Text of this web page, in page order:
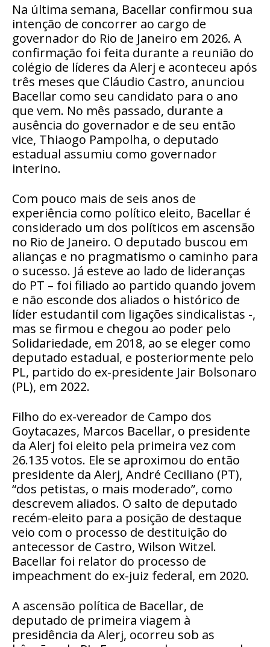
Na última semana, Bacellar confirmou sua
intenção de concorrer ao cargo de
governador do Rio de Janeiro em 2026. A
confirmação foi feita durante a reunião do
colégio de líderes da Alerj e aconteceu após
três meses que Cláudio Castro, anunciou
Bacellar como seu candidato para o ano
que vem. No mês passado, durante a
ausência do governador e de seu então
vice, Thiaogo Pampolha, o deputado
estadual assumiu como governador
interino.
Com pouco mais de seis anos de
experiência como político eleito, Bacellar é
considerado um dos políticos em ascensão
no Rio de Janeiro. O deputado buscou em
alianças e no pragmatismo o caminho para
o sucesso. Já esteve ao lado de lideranças
do PT – foi filiado ao partido quando jovem
e não esconde dos aliados o histórico de
líder estudantil com ligações sindicalistas -,
mas se firmou e chegou ao poder pelo
Solidariedade, em 2018, ao se eleger como
deputado estadual, e posteriormente pelo
PL, partido do ex-presidente Jair Bolsonaro
(PL), em 2022.
Filho do ex-vereador de Campo dos
Goytacazes, Marcos Bacellar, o presidente
da Alerj foi eleito pela primeira vez com
26.135 votos. Ele se aproximou do então
presidente da Alerj, André Ceciliano (PT),
“dos petistas, o mais moderado”, como
descrevem aliados. O salto de deputado
recém-eleito para a posição de destaque
veio com o processo de destituição do
antecessor de Castro, Wilson Witzel.
Bacellar foi relator do processo de
impeachment do ex-juiz federal, em 2020.
A ascensão política de Bacellar, de
deputado de primeira viagem à
presidência da Alerj, ocorreu sob as